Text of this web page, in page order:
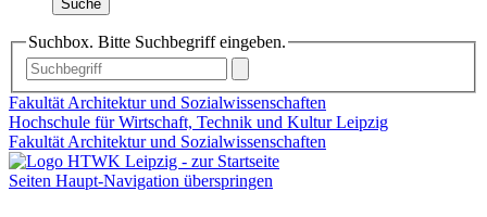
Suche
Suchbox. Bitte Suchbegriff eingeben.
Fakultät Architektur und Sozialwissenschaften
Hochschule für Wirtschaft, Technik und Kultur Leipzig
Fakultät Architektur und Sozialwissenschaften
Seiten Haupt-Navigation überspringen